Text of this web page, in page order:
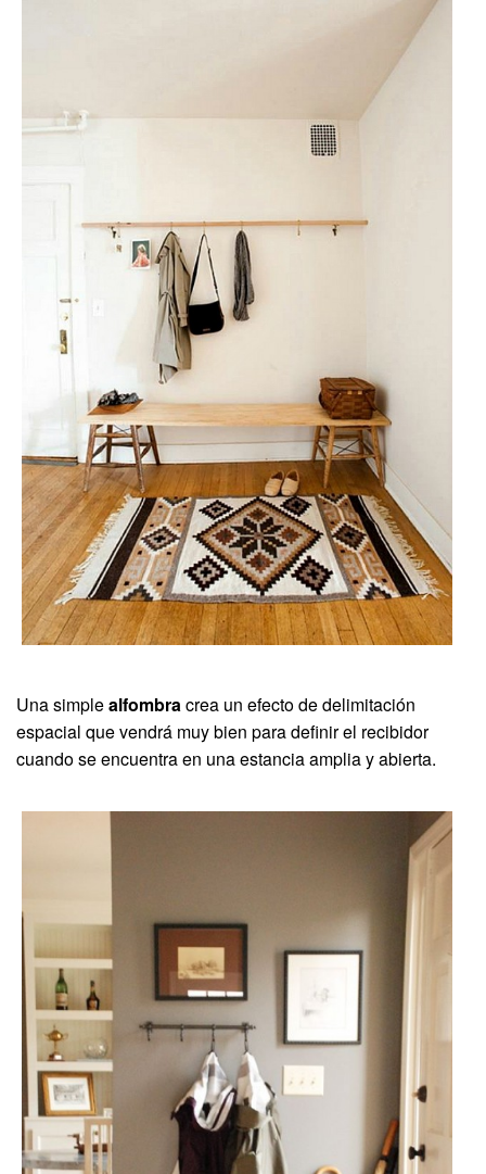
Una simplealfombracrea un efecto de delimitación
espacial que vendrá muy bien para definir el recibidor
cuando se encuentra en una estancia amplia y abierta.